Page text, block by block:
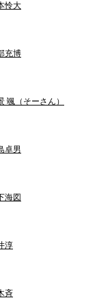
怜大
充博
颯（そーさん）
卓男
海図
淳
斉